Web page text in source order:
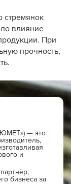
стремянок
влияние
При
прочность,
— это
и
бизнеса за